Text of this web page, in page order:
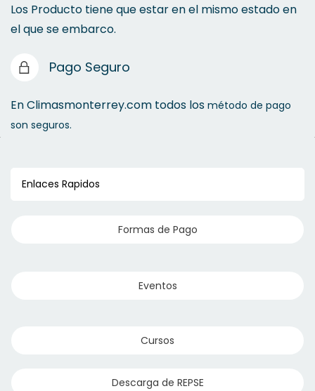
Los Producto tiene que estar en el mismo estado en
el que se embarco.
Pago Seguro
En Climasmonterrey.com todos los método de pago
son seguros.
Enlaces Rapidos
Formas de Pago
Eventos
Cursos
Descarga de REPSE